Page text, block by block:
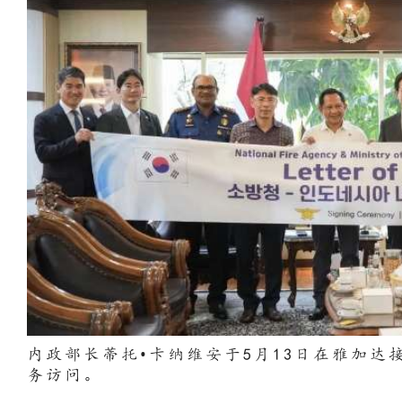
内政部长蒂托•卡纳维安于5月13日在雅加达
务访问。